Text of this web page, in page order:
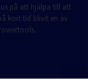
på att hjälpa till att
kort tid blivit en av